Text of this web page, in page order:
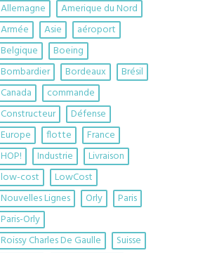
Allemagne
Amerique du Nord
Armée
Asie
aéroport
Belgique
Boeing
Bombardier
Bordeaux
Brésil
Canada
commande
Constructeur
Défense
Europe
flotte
France
HOP!
Industrie
Livraison
low-cost
LowCost
Nouvelles Lignes
Orly
Paris
Paris-Orly
Roissy Charles De Gaulle
Suisse